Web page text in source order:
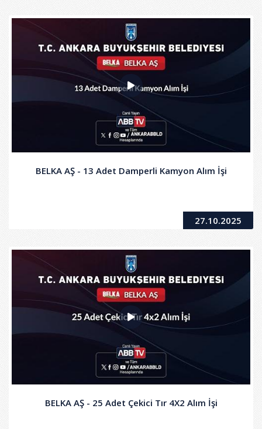
BELKA AŞ - 13 Adet Damperli Kamyon Alım İşi
27.10.2025
BELKA AŞ - 25 Adet Çekici Tır 4X2 Alım İşi